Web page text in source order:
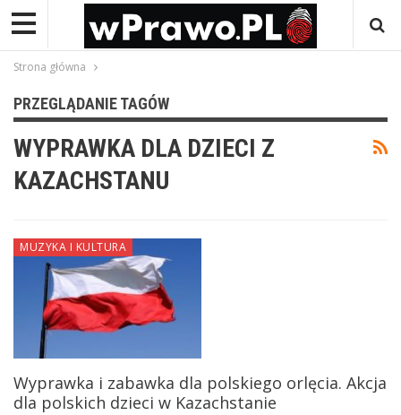
Strona główna
PRZEGLĄDANIE TAGÓW
WYPRAWKA DLA DZIECI Z
KAZACHSTANU
MUZYKA I KULTURA
Wyprawka i zabawka dla polskiego orlęcia. Akcja
dla polskich dzieci w Kazachstanie